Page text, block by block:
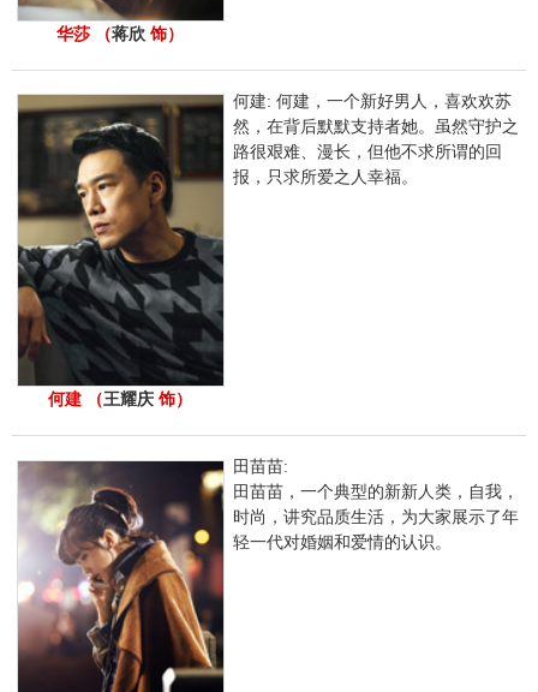
华莎 （蒋欣饰）
何建 （王耀庆饰）
何建: 何建，一个新好男人，喜欢欢苏
然，在背后默默支持者她。虽然守护之
路很艰难、漫长，但他不求所谓的回
报，只求所爱之人幸福。
田苗苗:
田苗苗，一个典型的新新人类，自我，
时尚，讲究品质生活，为大家展示了年
轻一代对婚姻和爱情的认识。